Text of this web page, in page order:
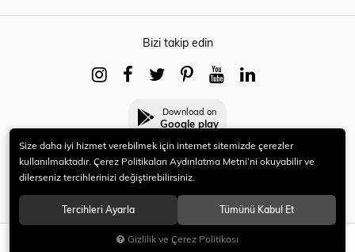
SEPETE EKLE
Bizi takip edin
Download on
Google play
© 2021 HERYENİ. Tüm hakları saklıdır.
Size daha iyi hizmet verebilmek için internet sitemizde çerezler
kullanılmaktadır. Çerez Politikaları Aydınlatma Metni’ni okuyabilir ve
dilerseniz tercihlerinizi değiştirebilirsiniz.
Tercihleri Ayarla Tümünü Kabul Et
Gizlilik ve Çerez Politikası